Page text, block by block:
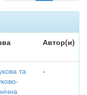
Автор(и)
та
-